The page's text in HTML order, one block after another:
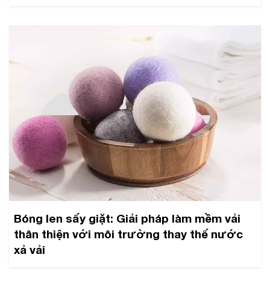
Bóng len sấy giặt: Giải pháp làm mềm vải
thân thiện với môi trường thay thế nước
xả vải